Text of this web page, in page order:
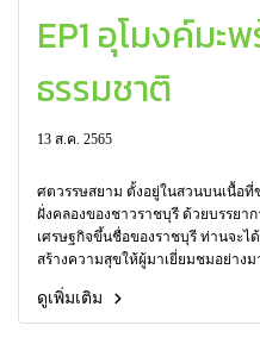
EP1 อุโมงค์มะ
ธรรมชาติ
13 ส.ค. 2565
ศตวรรษสยาม ตั้งอยู่ในสวนบนเนื้อที่
ฝั่งคลองของชาวราชบุรี ด้วยบรรยา
เศรษฐกิจขึ้นชื่อของราชบุรี ท่านจะ
สร้างความสุขให้ผู้มาเยี่ยมชมอย่าง
เก็บภาพ ไว้เป็นความทรงจำที่งดงา
มาร์คของศตวรรษสยาม นักท่องเที่ย
ดูเพิ่มเติม